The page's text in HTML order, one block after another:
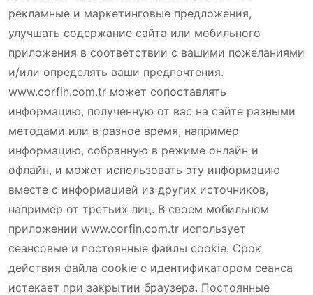
рекламные и маркетинговые предложения,
улучшать содержание сайта или мобильного
приложения в соответствии с вашими пожеланиями
и/или определять ваши предпочтения.
www.corfin.com.tr может сопоставлять
информацию, полученную от вас на сайте разными
методами или в разное время, например
информацию, собранную в режиме онлайн и
офлайн, и может использовать эту информацию
вместе с информацией из других источников,
например от третьих лиц. В своем мобильном
приложении www.corfin.com.tr использует
сеансовые и постоянные файлы cookie. Срок
действия файла cookie с идентификатором сеанса
истекает при закрытии браузера. Постоянные